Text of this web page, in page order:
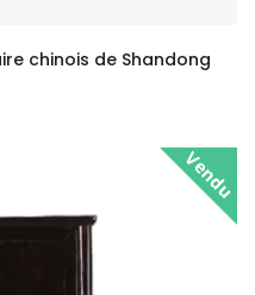
chinois de Shandong
Vendu